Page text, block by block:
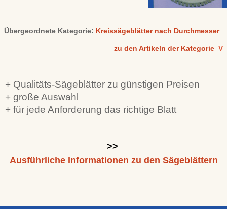
Übergeordnete Kategorie: Kreissägeblätter nach Durchmesser
zu den Artikeln der Kategorie V
+ Qualitäts-Sägeblätter zu günstigen Preisen
+ große Auswahl
+ für jede Anforderung das richtige Blatt
>>
Ausführliche Informationen zu den Sägeblättern